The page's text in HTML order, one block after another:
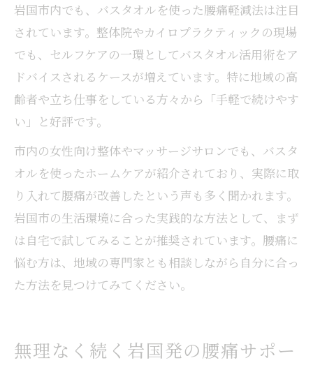
岩国市内でも、バスタオルを使った腰痛軽減法は注目
されています。整体院やカイロプラクティックの現場
でも、セルフケアの一環としてバスタオル活用術をア
ドバイスされるケースが増えています。特に地域の高
齢者や立ち仕事をしている方々から「手軽で続けやす
い」と好評です。
市内の女性向け整体やマッサージサロンでも、バスタ
オルを使ったホームケアが紹介されており、実際に取
り入れて腰痛が改善したという声も多く聞かれます。
岩国市の生活環境に合った実践的な方法として、まず
は自宅で試してみることが推奨されています。腰痛に
悩む方は、地域の専門家とも相談しながら自分に合っ
た方法を見つけてみてください。
無理なく続く岩国発の腰痛サポー